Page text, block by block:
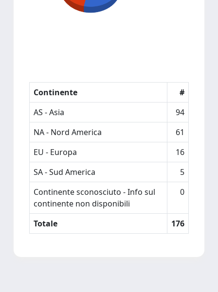
Continente
#
AS - Asia
94
NA - Nord America
61
EU - Europa
16
SA - Sud America
5
Continente sconosciuto - Info sul
continente non disponibili
0
Totale 176